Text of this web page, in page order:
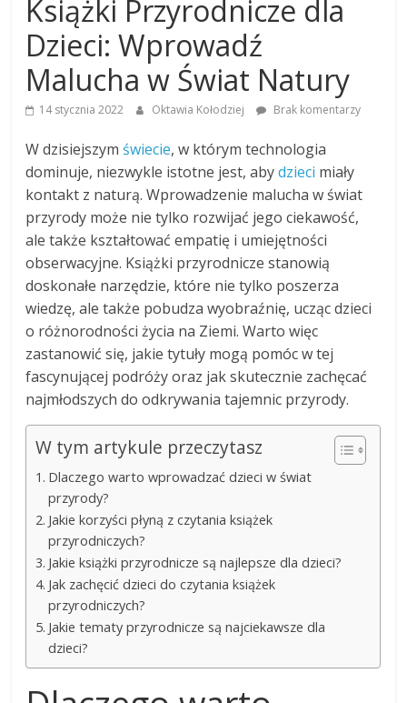
Książki Przyrodnicze dla
Dzieci: Wprowadź
Malucha w Świat Natury
14 stycznia 2022 Oktawia Kołodziej Brak komentarzy
W dzisiejszymświecie, w którym technologia
dominuje, niezwykle istotne jest, abydzieci miały
kontakt z naturą. Wprowadzenie malucha w świat
przyrody może nie tylko rozwijać jego ciekawość,
ale także kształtować empatię i umiejętności
obserwacyjne. Książki przyrodnicze stanowią
doskonałe narzędzie, które nie tylko poszerza
wiedzę, ale także pobudza wyobraźnię, ucząc dzieci
o różnorodności życia na Ziemi. Warto więc
zastanowić się, jakie tytuły mogą pomóc w tej
fascynującej podróży oraz jak skutecznie zachęcać
najmłodszych do odkrywania tajemnic przyrody.
W tym artykule przeczytasz
Dlaczego warto wprowadzać dzieci w świat
przyrody?
Jakie korzyści płyną z czytania książek
przyrodniczych?
Jakie książki przyrodnicze są najlepsze dla dzieci?
Jak zachęcić dzieci do czytania książek
przyrodniczych?
Jakie tematy przyrodnicze są najciekawsze dla
dzieci?